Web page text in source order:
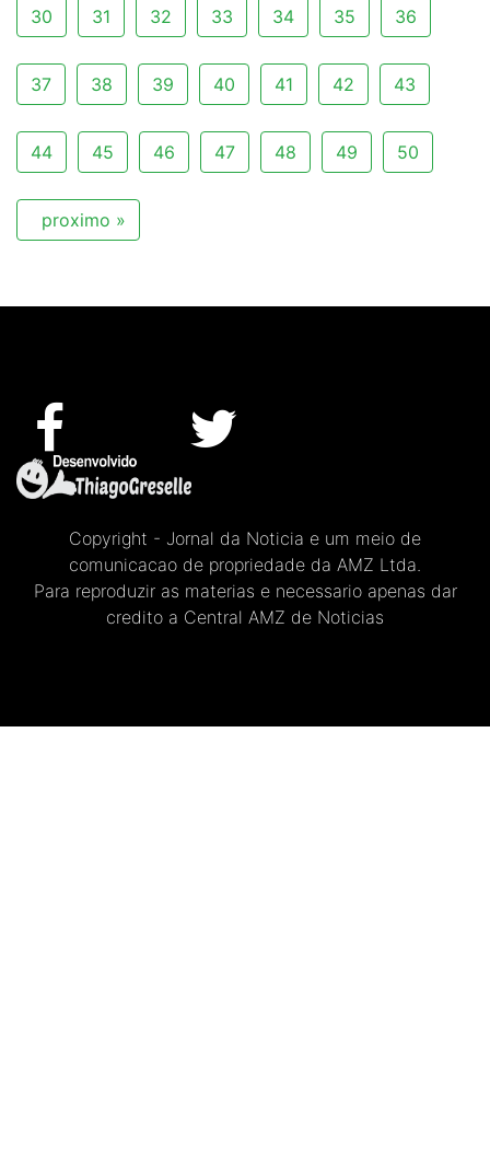
30 31 32 33 34 35 36
37 38 39 40 41 42 43
44 45 46 47 48 49 50
proximo »
Copyright - Jornal da Noticia e um meio de
comunicacao de propriedade da AMZ Ltda.
Para reproduzir as materias e necessario apenas dar
credito a Central AMZ de Noticias